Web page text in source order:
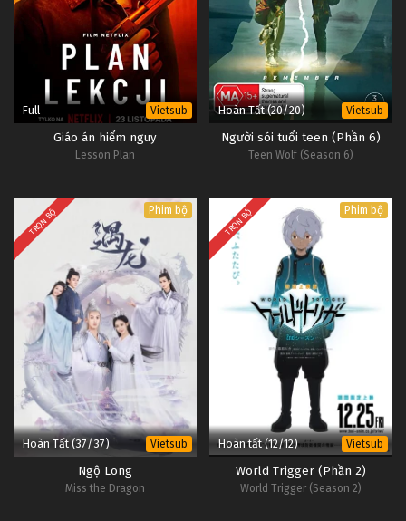
Full Vietsub
Giáo án hiểm nguy
Lesson Plan
Hoàn Tất (20/20) Vietsub
Người sói tuổi teen (Phần 6)
Teen Wolf (Season 6)
TRỌN BỘ Phim bộ
Hoàn Tất (37/37) Vietsub
Ngộ Long
Miss the Dragon
TRỌN BỘ Phim bộ
Hoàn tất (12/12) Vietsub
World Trigger (Phần 2)
World Trigger (Season 2)